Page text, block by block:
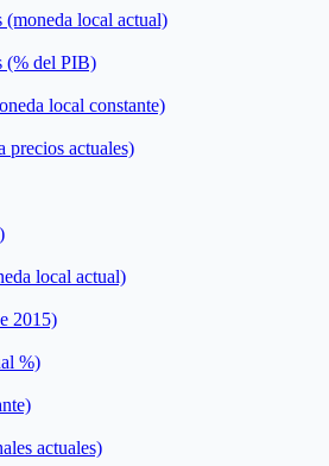
(moneda local actual)
(% del PIB)
local constante)
actuales)
local actual)
2015)
%)
actuales)